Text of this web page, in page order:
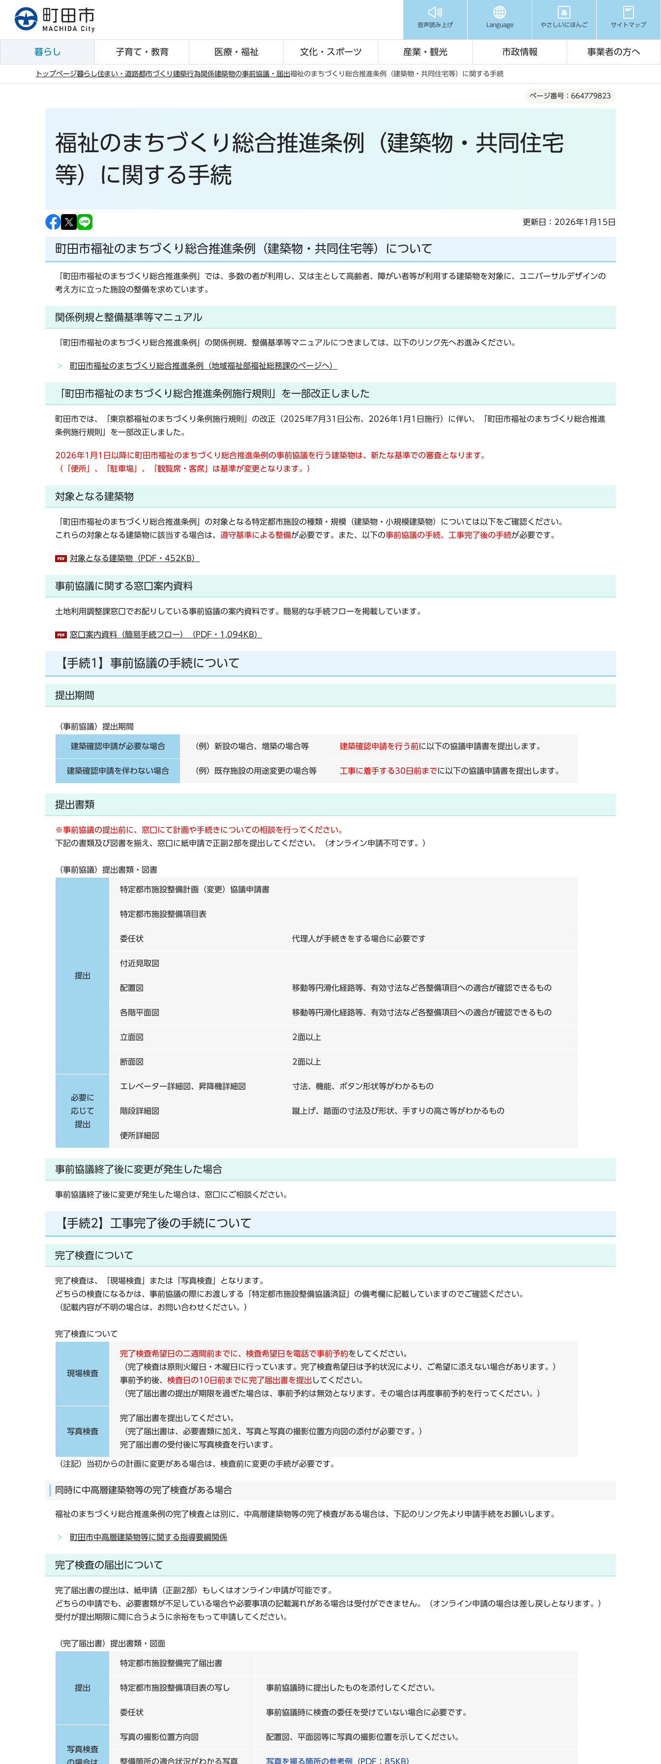
先
音声読み上げ Language やさしいにほんご サイトマップ
暮らし 子育て・教育 医療・福祉 文化・スポーツ 産業・観光 市政情報 事業者の方へ
トップページ暮らし住まい・道路都市づくり建築行為関係建築物の事前協議・届出福祉のまちづくり総合推進条例（建築物・共同住宅等）に関する手続
ページ番号：664779823
福祉のまちづくり総合推進条例（建築物・共同住宅
等）に関する手続
更新日：2026年1月15日
町田市福祉のまちづくり総合推進条例（建築物・共同住宅等）について
「町田市福祉のまちづくり総合推進条例」では、多数の者が利用し、又は主として高齢者、障がい者等が利用する建築物を対象に、ユニバーサルデザインの
考え方に立った施設の整備を求めています。
関係例規と整備基準等マニュアル
「町田市福祉のまちづくり総合推進条例」の関係例規、整備基準等マニュアルにつきましては、以下のリンク先へお進みください。
町田市福祉のまちづくり総合推進条例（地域福祉部福祉総務課のページへ）
「町田市福祉のまちづくり総合推進条例施行規則」を一部改正しました
町田市では、「東京都福祉のまちづくり条例施行規則」の改正（2025年7月31日公布、2026年1月1日施行）に伴い、「町田市福祉のまちづくり総合推進
条例施行規則」を一部改正しました。
2026年1月1日以降に町田市福祉のまちづくり総合推進条例の事前協議を行う建築物は、新たな基準での審査となります。
（「便所」、「駐車場」、「観覧席・客席」は基準が変更となります。）
対象となる建築物
「町田市福祉のまちづくり総合推進条例」の対象となる特定都市施設の種類・規模（建築物・小規模建築物）については以下をご確認ください。
これらの対象となる建築物に該当する場合は、 遵守基準による整備が必要です。また、以下の事前協議の手続、工事完了後の手続が必要です。
対象となる建築物（PDF・452KB）
事前協議に関する窓口案内資料
土地利用調整課窓口でお配りしている事前協議の案内資料です。簡易的な手続フローを掲載しています。
窓口案内資料（簡易手続フロー）（PDF・1,094KB）
【手続1】事前協議の手続について
提出期間
（事前協議）提出期間
建築確認申請が必要な場合 （例）新設の場合、増築の場合等 建築確認申請を行う前に以下の協議申請書を提出します。
建築確認申請を伴わない場合 （例）既存施設の用途変更の場合等 工事に着手する30日前までに以下の協議申請書を提出します。
提出書類
※事前協議の提出前に、窓口にて計画や手続きについての相談を行ってください。
下記の書類及び図書を揃え、窓口に紙申請で正副2部を提出してください。（オンライン申請不可です。）
（事前協議）提出書類・図書
提出
特定都市施設整備計画（変更）協議申請書
特定都市施設整備項目表
委任状 代理人が手続きをする場合に必要です
付近見取図
配置図 移動等円滑化経路等、有効寸法など各整備項目への適合が確認できるもの
各階平面図 移動等円滑化経路等、有効寸法など各整備項目への適合が確認できるもの
立面図 2面以上
断面図 2面以上
必要に
応じて
提出
エレベーター詳細図、昇降機詳細図 寸法、機能、ボタン形状等がわかるもの
階段詳細図 蹴上げ、踏面の寸法及び形状、手すりの高さ等がわかるもの
便所詳細図
事前協議終了後に変更が発生した場合
事前協議終了後に変更が発生した場合は、窓口にご相談ください。
【手続2】工事完了後の手続について
完了検査について
完了検査は、「現場検査」または「写真検査」となります。
どちらの検査になるかは、事前協議の際にお渡しする「特定都市施設整備協議済証」の備考欄に記載していますのでご確認ください。
（記載内容が不明の場合は、お問い合わせください。）
完了検査について
現場検査
完了検査希望日の二週間前までに、検査希望日を電話で事前予約をしてください。
（完了検査は原則火曜日・木曜日に行っています。完了検査希望日は予約状況により、ご希望に添えない場合があります。）
事前予約後、 検査日の10日前までに完了届出書を提出 してください。
（完了届出書の提出が期限を過ぎた場合は、事前予約は無効となります。その場合は再度事前予約を行ってください。）
写真検査
完了届出書を提出してください。
（完了届出書は、必要書類に加え、写真と写真の撮影位置方向図の添付が必要です。）
完了届出書の受付後に写真検査を行います。
（注記）当初からの計画に変更がある場合は、検査前に変更の手続が必要です。
同時に中高層建築物等の完了検査がある場合
福祉のまちづくり総合推進条例の完了検査とは別に、中高層建築物等の完了検査がある場合は、下記のリンク先より申請手続をお願いします。
町田市中高層建築物等に関する指導要綱関係
完了検査の届出について
完了届出書の提出は、 紙申請（正副2部） もしくはオンライン申請が可能です。
どちらの申請でも、必要書類が不足している場合や必要事項の記載漏れがある場合は受付ができません。（オンライン申請の場合は差し戻しとなります。）
受付が提出期限に間に合うように余裕をもって申請してください。
（完了届出書）提出書類・図面
提出
特定都市施設整備完了届出書
特定都市施設整備項目表の写し 事前協議時に提出したものを添付してください。
委任状 事前協議時に検査の委任を受けていない場合に必要です。
写真検査
の場合は
写真の撮影位置方向図 配置図、平面図等に写真の撮影位置を示してください。
整備箇所の適合状況がわかる写真 写真を撮る箇所の参考例（PDF：85KB）